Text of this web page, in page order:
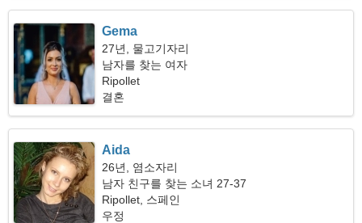
Gema
27년, 물고기자리
남자를 찾는 여자
Ripollet
결혼
Aida
26년, 염소자리
남자 친구를 찾는 소녀 27-37
Ripollet, 스페인
우정